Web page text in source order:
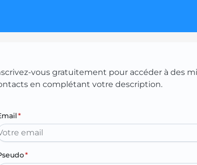
vous gratuitement pour accéder à des
en complétant votre description.
*
*